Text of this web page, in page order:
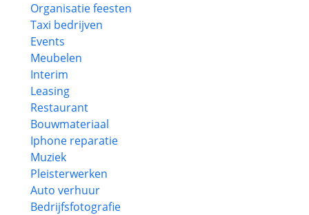
Organisatie feesten
Taxi bedrijven
Events
Meubelen
Interim
Leasing
Restaurant
Bouwmateriaal
Iphone reparatie
Muziek
Pleisterwerken
Auto verhuur
Bedrijfsfotografie